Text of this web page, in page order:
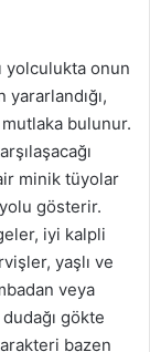
yolculukta onun
bulunur.
minik tüyolar
gösterir.
iyi kalpli
yaşlı ve
veya
gökte
bazen